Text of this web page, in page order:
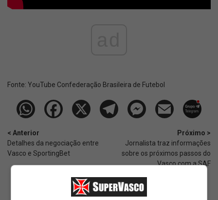
Fonte: YouTube Confederação Brasileira de Futebol
< Anterior
Detalhes da negociação entre
Vasco e SportingBet
Próximo >
Jornalista traz informações
sobre os próximos passos do
Vasco com a SAF